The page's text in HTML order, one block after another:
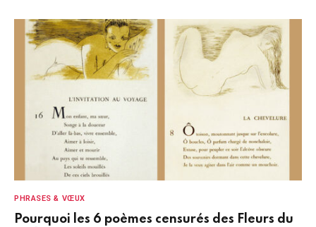
PHRASES & VŒUX
Pourquoi les 6 poèmes censurés des Fleurs du